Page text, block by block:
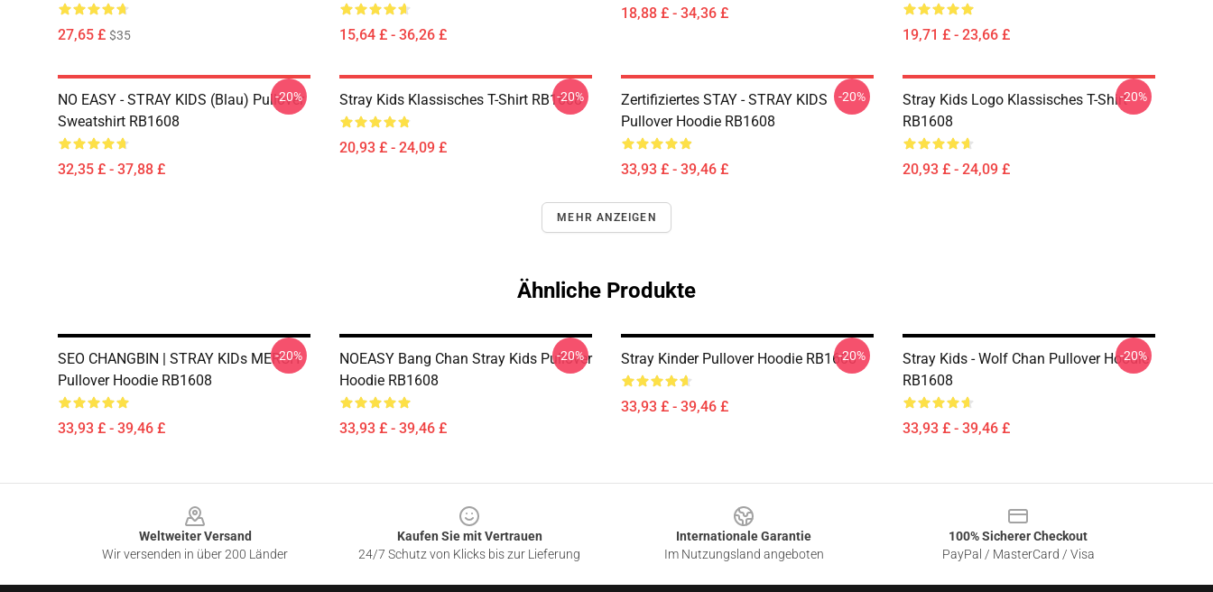
27,65 £ $35 15,64 £ - 36,26 £
18,88 £ - 34,36 £
19,71 £ - 23,66 £
NO EASY - STRAY KIDS (blau) Pullover
Sweatshirt RB1608
32,35 £ - 37,88 £
-20% Stray Kids Klassisches T-Shirt RB1608
20,93 £ - 24,09 £
-20%
Zertifiziertes STAY - STRAY KIDS
Pullover Hoodie RB1608
33,93 £ - 39,46 £
-20%
Stray Kids Logo Klassisches T-Shirt
RB1608
20,93 £ - 24,09 £
-20%
MEHR ANZEIGEN
Ähnliche Produkte
SEO CHANGBIN | STRAY KIDs MERCH
Pullover Hoodie RB1608
33,93 £ - 39,46 £
-20%
NOEASY Bang Chan Stray Kids Pullover
Hoodie RB1608
33,93 £ - 39,46 £
-20% Stray Kinder Pullover Hoodie RB1608
33,93 £ - 39,46 £
-20%
Stray Kids - Wolf Chan Pullover Hoodie
RB1608
33,93 £ - 39,46 £
-20%
Weltweiter Versand
Wir versenden in über 200 Länder
Kaufen Sie mit Vertrauen
24/7 Schutz von Klicks bis zur Lieferung
Internationale Garantie
Im Nutzungsland angeboten
100% Sicherer Checkout
PayPal / MasterCard / Visa